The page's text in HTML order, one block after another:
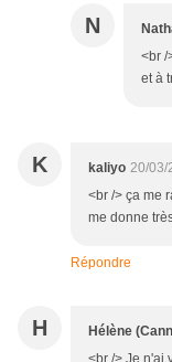
N
<br /
et à
K kaliyo 20/03/
<br /> ça me
me donne
Répondre
H Hélène
<br /> Je n'ai